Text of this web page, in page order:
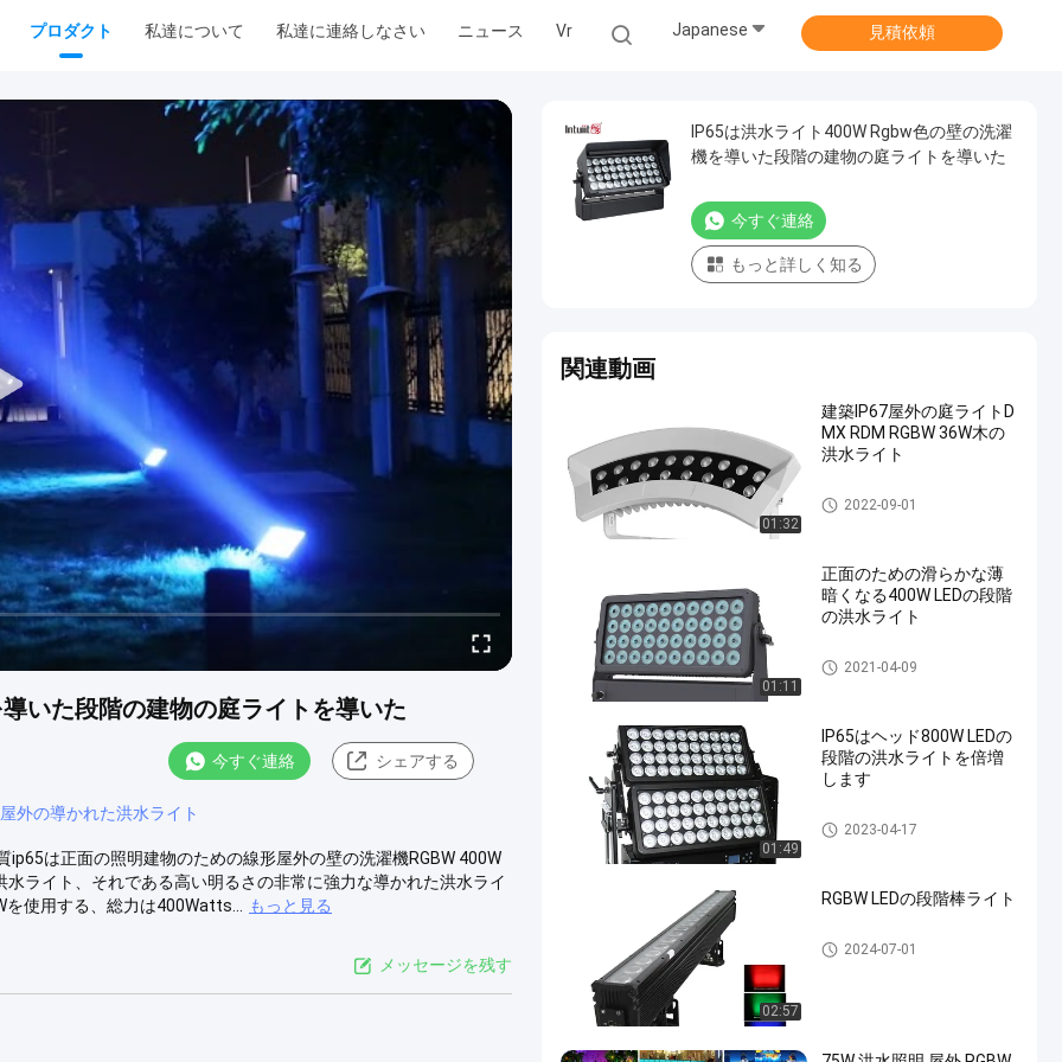
プロダクト 私達について 私達に連絡しなさい ニュース Vr Japanese 見積依頼
いた段階の建物の庭ライトを導いた
今すぐ連絡 シェアする
外の導かれた洪水ライト
は正面の照明建物のための線形屋外の壁の洗濯機RGBW 400W
ライト、それである高い明るさの非常に強力な導かれた洪水ライ
使用する、総力は400Watts...
もっと見る
メッセージを残す
IP65は洪水ライト400W Rgbw色の壁の洗濯
機を導いた段階の建物の庭ライトを導いた
今すぐ連絡
もっと詳しく知る
関連動画
01:32
建築IP67屋外の庭ライトD
MX RDM RGBW 36W木の
洪水ライト
屋外LEDの景色の洪水ライト
2022-09-01
01:11
正面のための滑らかな薄
暗くなる400W LEDの段階
の洪水ライト
LEDの段階の洪水ライト
2021-04-09
01:49
IP65はヘッド800W LEDの
段階の洪水ライトを倍増
します
LEDの段階の洪水ライト
2023-04-17
02:57
RGBW LEDの段階棒ライト
LEDの段階のライト バー
2024-07-01